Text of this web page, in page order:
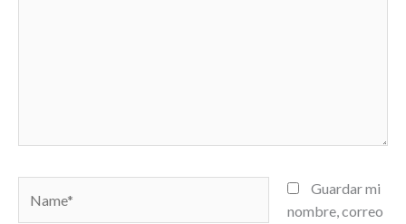
Guardar mi
nombre, correo